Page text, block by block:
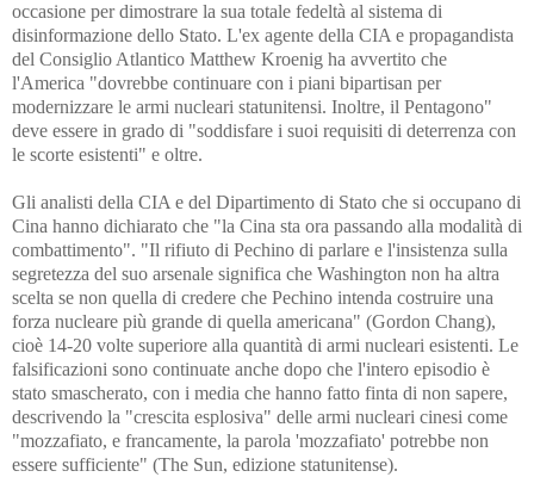
occasione per dimostrare la sua totale fedeltà al sistema di
disinformazione dello Stato. L'ex agente della CIA e propagandista
del Consiglio Atlantico Matthew Kroenig ha avvertito che
l'America "dovrebbe continuare con i piani bipartisan per
modernizzare le armi nucleari statunitensi. Inoltre, il Pentagono"
deve essere in grado di "soddisfare i suoi requisiti di deterrenza con
le scorte esistenti" e oltre.
Gli analisti della CIA e del Dipartimento di Stato che si occupano di
Cina hanno dichiarato che "la Cina sta ora passando alla modalità di
combattimento". "Il rifiuto di Pechino di parlare e l'insistenza sulla
segretezza del suo arsenale significa che Washington non ha altra
scelta se non quella di credere che Pechino intenda costruire una
forza nucleare più grande di quella americana" (Gordon Chang),
cioè 14-20 volte superiore alla quantità di armi nucleari esistenti. Le
falsificazioni sono continuate anche dopo che l'intero episodio è
stato smascherato, con i media che hanno fatto finta di non sapere,
descrivendo la "crescita esplosiva" delle armi nucleari cinesi come
"mozzafiato, e francamente, la parola 'mozzafiato' potrebbe non
essere sufficiente" (The Sun, edizione statunitense).